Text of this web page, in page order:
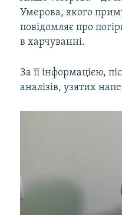
Умерова, якого
повідомляє про
в харчуванні.
За її інформацією,
аналізів, узятих